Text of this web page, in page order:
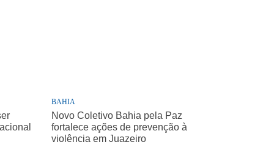
BAHIA
Novo Coletivo Bahia pela Paz
fortalece ações de prevenção à
violência em Juazeiro